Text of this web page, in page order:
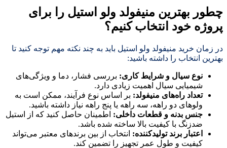
چطور بهترین منیفولد ولو استیل را برای
پروژه خود انتخاب کنیم؟
در زمان خرید منیفولد ولو استیل باید به چند نکته مهم توجه کنید تا
بهترین انتخاب را داشته باشید:
نوع سیال و شرایط کاری: بررسی فشار، دما و ویژگی‌های
شیمیایی سیال اهمیت زیادی دارد.
تعداد راه‌های منیفولد: بر اساس نوع فرآیند، ممکن است به
ولوهای دو راهه، سه راهه یا پنج راهه نیاز داشته باشید.
جنس بدنه و قطعات داخلی: اطمینان حاصل کنید که از استیل
ضدزنگ با کیفیت بالا ساخته شده باشد.
اعتبار برند تولیدکننده: انتخاب از بین برندهای معتبر می‌تواند
کیفیت و طول عمر تجهیز را تضمین کند.